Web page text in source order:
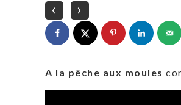
‹
›
A la pêche aux moules